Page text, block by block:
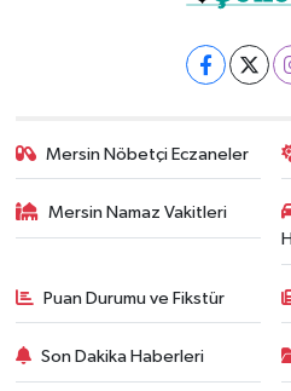
Mersin Nöbetçi Eczaneler
Mersin Namaz Vakitleri
Puan Durumu ve Fikstür
Son Dakika Haberleri